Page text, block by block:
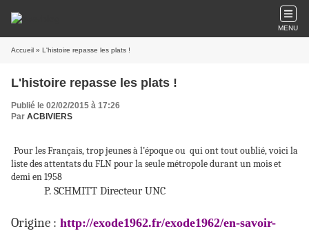
MENU
Accueil » L'histoire repasse les plats !
L'histoire repasse les plats !
Publié le 02/02/2015 à 17:26
Par ACBIVIERS
Pour les Français, trop jeunes à l’époque ou qui ont tout oublié, voici la
liste des attentats du FLN pour la seule métropole durant un mois et
demi en 1958
P. SCHMITT Directeur UNC
Origine : http://exode1962.fr/exode1962/en-savoir-